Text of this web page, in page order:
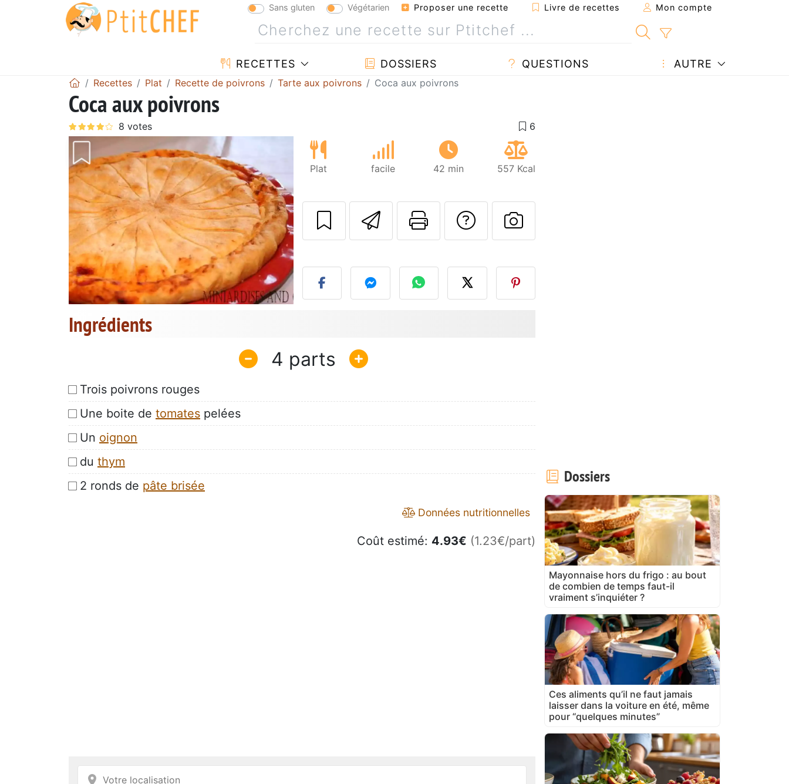
Sans gluten Végétarien Proposer une recette Livre de recettes Mon compte
RECETTES DOSSIERS QUESTIONS AUTRE
Recettes Plat Recette de poivrons Tarte aux poivrons Coca aux poivrons
Coca aux poivrons
Plat facile 42 min 557 Kcal
Envoyer cette recette à un ami
Imprimer cette page
Poser une question à l'auteur
Publier votre photo de cette
Ingrédients
4
Trois poivrons rouges
Une boite de tomates pelées
Un oignon
du thym
2 ronds de pâte brisée
Données nutritionnelles
Coût estimé: 4.93€ (1.23€/part)
Dossiers
Mayonnaise hors du frigo : au bout
de combien de temps faut-il
vraiment s’inquiéter ?
Ces aliments qu’il ne faut jamais
laisser dans la voiture en été, même
pour “quelques minutes”